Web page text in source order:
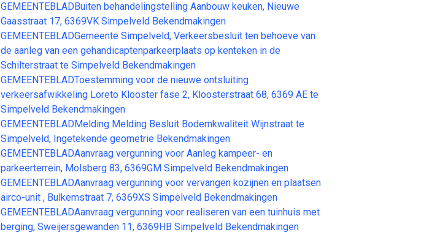
GEMEENTEBLADBuiten behandelingstelling Aanbouw keuken, Nieuwe
Gaasstraat 17, 6369VK Simpelveld Bekendmakingen
GEMEENTEBLADGemeente Simpelveld, Verkeersbesluit ten behoeve van
de aanleg van een gehandicaptenparkeerplaats op kenteken in de
Schilterstraat te Simpelveld Bekendmakingen
GEMEENTEBLADToestemming voor de nieuwe ontsluiting
verkeersafwikkeling Loreto Klooster fase 2, Kloosterstraat 68, 6369 AE te
Simpelveld Bekendmakingen
GEMEENTEBLADMelding Melding Besluit Bodemkwaliteit Wijnstraat te
Simpelveld, Ingetekende geometrie Bekendmakingen
GEMEENTEBLADAanvraag vergunning voor Aanleg kampeer- en
parkeerterrein, Molsberg 83, 6369GM Simpelveld Bekendmakingen
GEMEENTEBLADAanvraag vergunning voor vervangen kozijnen en plaatsen
airco-unit , Bulkemstraat 7, 6369XS Simpelveld Bekendmakingen
GEMEENTEBLADAanvraag vergunning voor realiseren van een tuinhuis met
berging, Sweijersgewanden 11, 6369HB Simpelveld Bekendmakingen